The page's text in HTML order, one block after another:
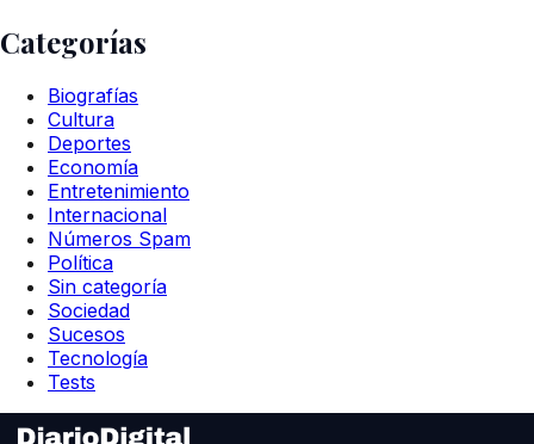
Categorías
Biografías
Cultura
Deportes
Economía
Entretenimiento
Internacional
Números Spam
Política
Sin categoría
Sociedad
Sucesos
Tecnología
Tests